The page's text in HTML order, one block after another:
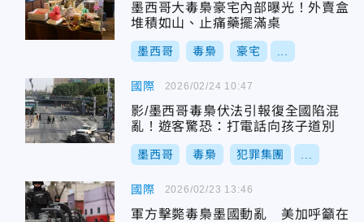
墨西哥大毒梟豪宅內部曝光！外賣盒
堆積如山、止痛藥擺滿桌
墨西哥 毒梟 豪宅
國際
影/墨西哥毒梟伏法引報復全國陷混
亂！遊客驚恐：打電話向孩子道別
墨西哥 毒梟 犯罪集團
2026/02/24 10:47
國際
軍方擊斃毒梟墨國動亂 美加呼籲在
2026/02/23 13:46